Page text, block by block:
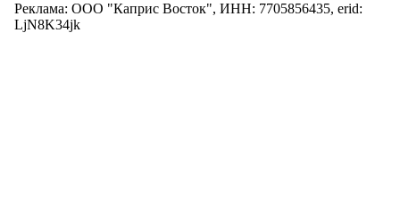
Реклама: ООО "Каприс Восток", ИНН: 7705856435, erid:
LjN8K34jk